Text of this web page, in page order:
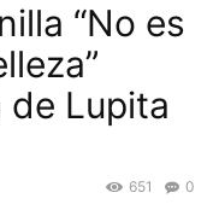
“No es
Lupita
0
651